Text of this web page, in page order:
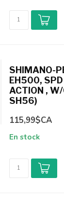
SHIMANO-
EH500,
ACTION ,
SH56)
115,99$CA
En stock